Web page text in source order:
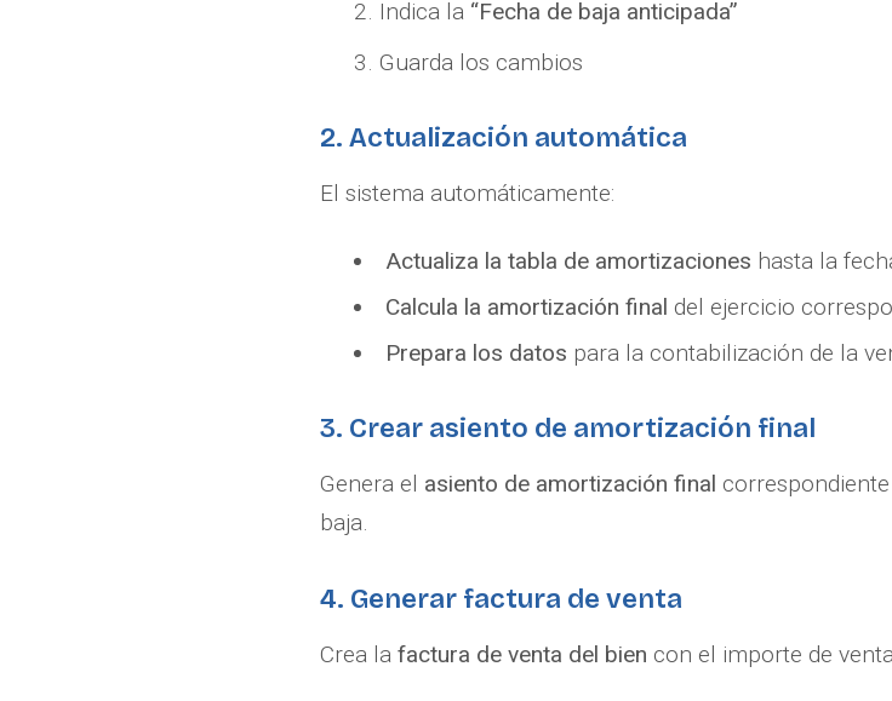
Indica la “Fecha de baja anticipada”
Guarda los cambios
2. Actualización automática
El sistema automáticamente:
Actualiza la tabla de amortizaciones hasta la
Calcula la amortización final del ejercicio
Prepara los datos para la contabilización de la
3. Crear asiento de amortización final
Genera el asiento de amortización final
baja.
4. Generar factura de venta
Crea la factura de venta del bien con el importe de